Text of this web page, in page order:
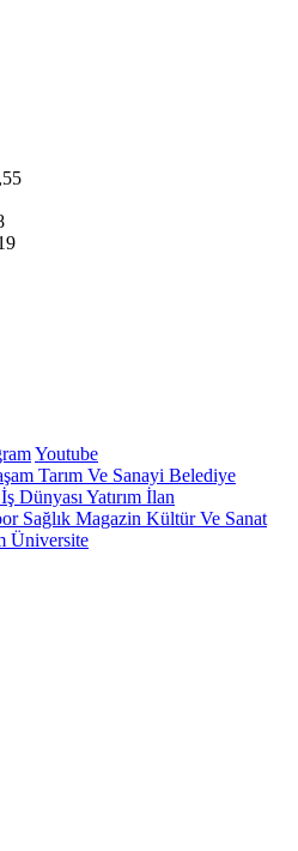
Youtube
Tarım Ve Sanayi Belediye
İş Dünyası Yatırım İlan
Sağlık Magazin Kültür Ve Sanat
Üniversite